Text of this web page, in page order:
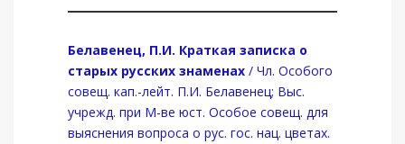
Белавенец, П.И. Краткая записка о
старых русских знаменах / Чл. Особого
совещ. кап.-лейт. П.И. Белавенец; Выс.
учрежд. при М-ве юст. Особое совещ. для
выяснения вопроса о рус. гос. нац. цветах.